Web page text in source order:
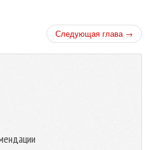
Следующая глава →